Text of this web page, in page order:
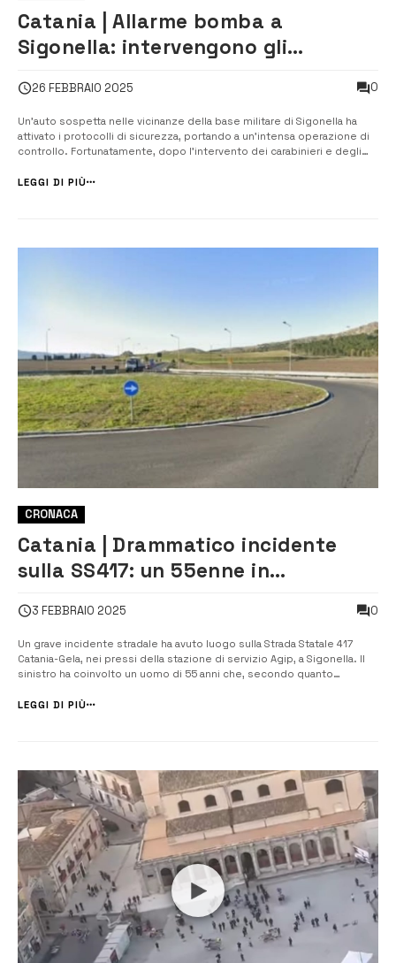
Catania | Allarme bomba a
Sigonella: intervengono gli
26 FEBBRAIO 2025 0
Un’auto sospetta nelle vicinanze della base militare di Sigonella ha
attivato i protocolli di sicurezza, portando a un’intensa operazione di
controllo. Fortunatamente, dopo l’intervento dei carabinieri e degli
vi era alcun ordigno a bordo del veicolo. I...
LEGGI DI PIÙ
CRONACA
Catania | Drammatico incidente
sulla SS417: un 55enne in
3 FEBBRAIO 2025 0
Un grave incidente stradale ha avuto luogo sulla Strada Statale 417
Catania-Gela, nei pressi della stazione di servizio Agip, a Sigonella. Il
sinistro ha coinvolto un uomo di 55 anni che, secondo quanto
conducente è stato sbalzato fuori dall’auto, cadendo sull’asfalt...
LEGGI DI PIÙ